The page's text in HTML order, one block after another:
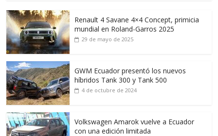
Renault 4 Savane 4×4 Concept, primicia
mundial en Roland-Garros 2025
29 de mayo de 2025
GWM Ecuador presentó los nuevos
híbridos Tank 300 y Tank 500
4 de octubre de 2024
Volkswagen Amarok vuelve a Ecuador
con una edición limitada